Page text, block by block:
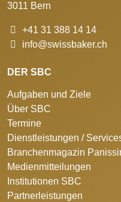
3011 Bern
+41 31 388 14 14
info@swissbaker.ch
DER SBC
Aufgaben und Ziele
Über SBC
Termine
Dienstleistungen /
Branchenmagazin
Medienmitteilungen
Institutionen SBC
Partnerleistungen